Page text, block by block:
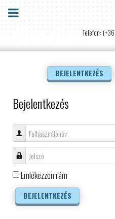
Telefon:
BEJELENTKEZÉS
Bejelentkezés
Felhasználónév
Jelszó
Emlékezzen rám
BEJELENTKEZÉS